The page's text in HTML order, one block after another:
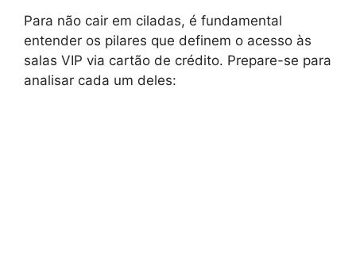
Para não cair em ciladas, é fundamental
entender os pilares que definem o acesso às
salas VIP via cartão de crédito. Prepare-se para
analisar cada um deles: